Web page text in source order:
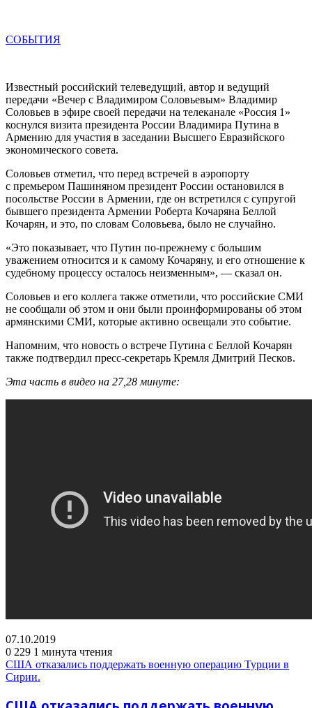
СОБЫТИЯ
Известный российский телеведущий, автор и ведущий
передачи «Вечер с Владимиром Соловьевым» Владимир
Соловьев в эфире своей передачи на телеканале «Россия 1»
коснулся визита президента России Владимира Путина в
Армению для участия в заседании Высшего Евразийского
экономического совета.
Соловьев отметил, что перед встречей в аэропорту
с премьером Пашиняном президент России остановился в
посольстве России в Армении, где он встретился с супругой
бывшего президента Армении Роберта Кочаряна Беллой
Кочарян, и это, по словам Соловьева, было не случайно.
«Это показывает, что Путин по-прежнему с большим
уважением относится и к самому Кочаряну, и его отношение к
судебному процессу осталось неизменным», — сказал он.
Соловьев и его коллега также отметили, что российские СМИ
не сообщали об этом и они были проинформированы об этом
армянскими СМИ, которые активно освещали это событие.
Напомним, что новость о встрече Путина с Беллой Кочарян
также подтвердил пресс-секретарь Кремля Дмитрий Песков.
Эта часть в видео на 27,28 минуте:
07.10.2019
0 229 1 минута чтения
США отказались поддержать военную операцию Турции в
Сирии.